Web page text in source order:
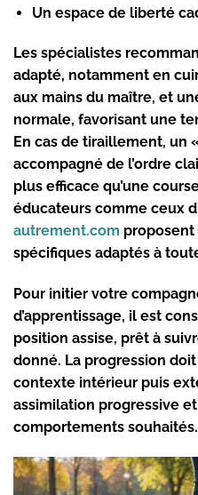
Un espace de liberté
Les spécialistes
adapté, notamment en
aux mains du maître, et
normale, favorisant une
En cas de tiraillement, un
accompagné de l’ordre
plus efficace qu’une
éducateurs comme ceux
autrement.com proposent
spécifiques adaptés à
Pour initier votre
d’apprentissage, il est
position assise, prêt à
donné. La progression
contexte intérieur puis
assimilation progressive
comportements souhaités.